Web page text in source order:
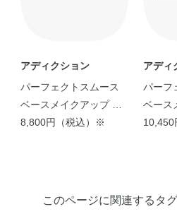
エキス・BHT・PEG－9ポリジメ
－t－ブチルヒドロキシヒドロケ
アディクション
パーフェクトスムース
ベースメイクアップ キ
ット
8,800円（税込）※
アディ
パーフ
ベース
ット
このページに関連するタグ